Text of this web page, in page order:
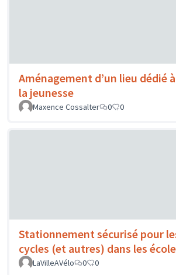
Aménagement d’un lieu dédié à
la jeunesse
Maxence Cossalter
0 0
Stationnement sécurisé pour
cycles (et autres) dans les
LaVilleAVélo
0 0